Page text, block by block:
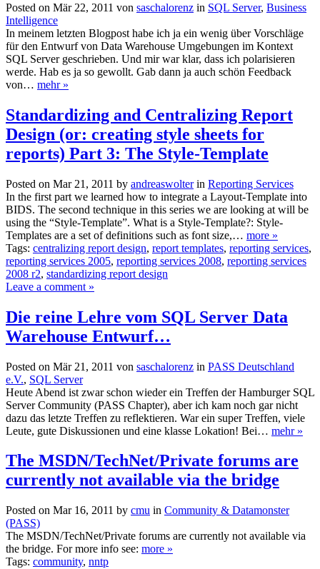
Posted on Mär 22, 2011 von saschalorenz in SQL Server, Business
Intelligence
In meinem letzten Blogpost habe ich ja ein wenig über Vorschläge
für den Entwurf von Data Warehouse Umgebungen im Kontext
SQL Server geschrieben. Und mir war klar, dass ich polarisieren
werde. Hab es ja so gewollt. Gab dann ja auch schön Feedback
von… mehr »
Standardizing and Centralizing Report
Design (or: creating style sheets for
reports) Part 3: The Style-Template
Posted on Mar 21, 2011 by andreaswolterin Reporting Services
In the first part we learned how to integrate a Layout-Template into
BIDS. The second technique in this series we are looking at will be
using the “Style-Template”. What is a Style-Template?: Style-
Templates are a set of definitions such as font size,… more »
Tags: centralizing report design, report templates, reporting services,
reporting services 2005, reporting services 2008, reporting services
2008 r2, standardizing report design
Leave a comment »
Die reine Lehre vom SQL Server Data
Warehouse Entwurf…
Posted on Mär 21, 2011 von saschalorenz in PASS Deutschland
e.V., SQL Server
Heute Abend ist zwar schon wieder ein Treffen der Hamburger SQL
Server Community (PASS Chapter), aber ich kam noch gar nicht
dazu das letzte Treffen zu reflektieren. War ein super Treffen, viele
Leute, gute Diskussionen und eine klasse Lokation! Bei… mehr »
The MSDN/TechNet/Private forums are
currently not available via the bridge
Posted on Mar 16, 2011 by cmu in Community & Datamonster
(PASS)
The MSDN/TechNet/Private forums are currently not available via
the bridge. For more info see: more »
Tags: community, nntp